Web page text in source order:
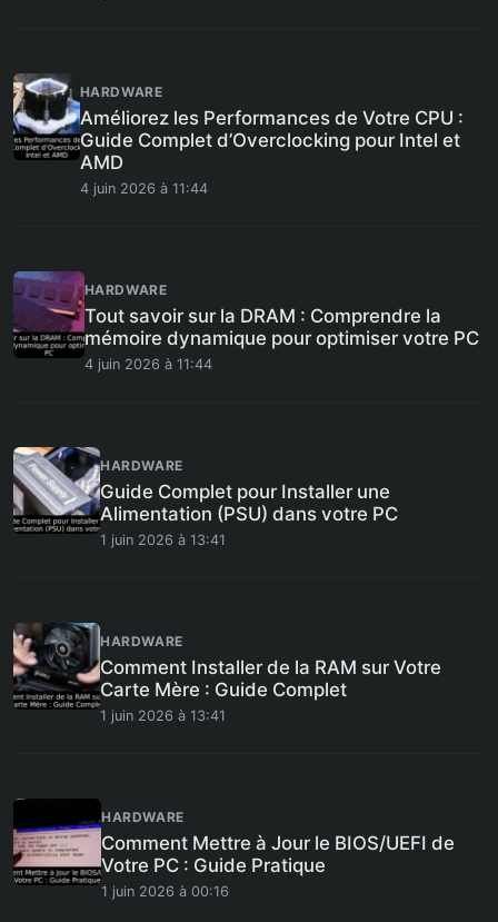
HARDWARE
Améliorez les Performances de Votre CPU :
Guide Complet d’Overclocking pour Intel et
AMD
4 juin 2026 à 11:44
HARDWARE
Tout savoir sur la DRAM : Comprendre la
mémoire dynamique pour optimiser votre PC
4 juin 2026 à 11:44
HARDWARE
Guide Complet pour Installer une
Alimentation (PSU) dans votre PC
1 juin 2026 à 13:41
HARDWARE
Comment Installer de la RAM sur Votre
Carte Mère : Guide Complet
1 juin 2026 à 13:41
HARDWARE
Comment Mettre à Jour le BIOS/UEFI de
Votre PC : Guide Pratique
1 juin 2026 à 00:16